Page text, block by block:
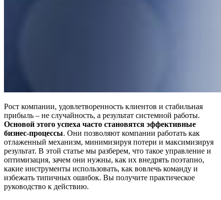
Рост компании, удовлетворенность клиентов и стабильная
прибыль – не случайность, а результат системной работы.
Основой этого успеха часто становятся эффективные
бизнес-процессы. Они позволяют компании работать как
отлаженный механизм, минимизируя потери и максимизируя
результат. В этой статье мы разберем, что такое управление и
оптимизация, зачем они нужны, как их внедрять поэтапно,
какие инструменты использовать, как вовлечь команду и
избежать типичных ошибок. Вы получите практическое
руководство к действию.